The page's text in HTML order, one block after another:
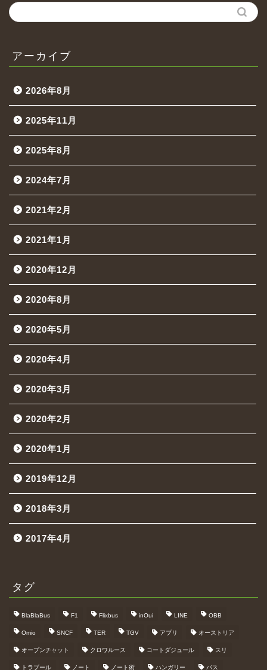
アーカイブ
2026年8月
2025年11月
2025年8月
2024年7月
2021年2月
2021年1月
2020年12月
2020年8月
2020年5月
2020年4月
2020年3月
2020年2月
2020年1月
2019年12月
2018年3月
2017年4月
タグ
BlaBlaBus F1 Flixbus inOui LINE OBB
Omio SNCF TER TGV アプリ オーストリア
オープンチャット クロワルース コートダジュール スリ
トラブール ノート ノート術 ハンガリー バス